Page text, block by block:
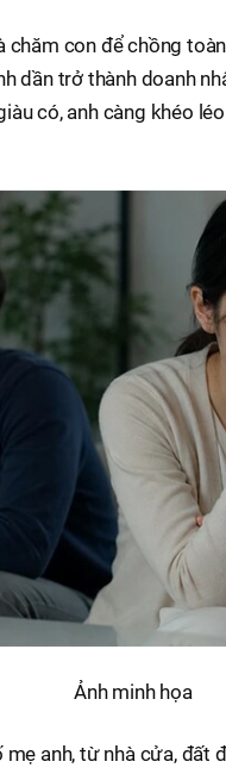
chăm con để chồng
dần trở thành doanh
có, anh càng khéo
Ảnh minh họa
anh, từ nhà cửa, đất